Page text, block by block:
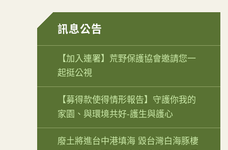
訊息公告
【加入連署】荒野保護協會邀請您一
起挺公視
【募得款使得情形報告】守護你我的
家園、與環境共好-護生與護心
廢土將進台中港填海 毀台灣白海豚棲